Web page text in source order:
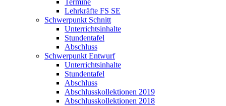
Termine
Lehrkräfte FS SE
Schwerpunkt Schnitt
Unterrichtsinhalte
Stundentafel
Abschluss
Schwerpunkt Entwurf
Unterrichtsinhalte
Stundentafel
Abschluss
Abschlusskollektionen 2019
Abschlusskollektionen 2018